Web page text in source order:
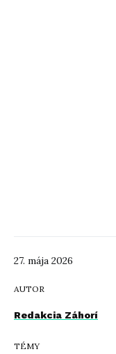
27. mája 2026
AUTOR
Redakcia Záhorí
TÉMY